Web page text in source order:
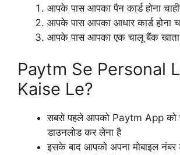
आपके पास आपका पैन कार्ड होना
आपके पास आपका आधार कार्ड होना
आपके पास आपका एक चालू बैंक खाता
Paytm Se Personal
Kaise Le?
सबसे पहले आपको Paytm App को
डाउनलोड कर लेना है
इसके बाद आपको अपना मोबाइल